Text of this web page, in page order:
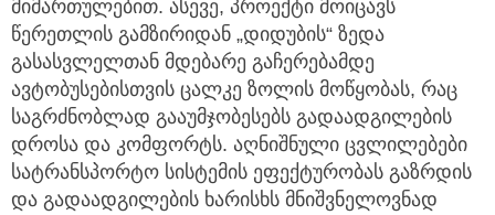
მიმართულებით. ასევე, პროექტი მოიცავს
წერეთლის გამზირიდან „დიდუბის“ ზედა
გასასვლელთან მდებარე გაჩერებამდე
ავტობუსებისთვის ცალკე ზოლის მოწყობას, რაც
საგრძნობლად გააუმჯობესებს გადაადგილების
დროსა და კომფორტს. აღნიშნული ცვლილებები
სატრანსპორტო სისტემის ეფექტურობას გაზრდის
და გადაადგილების ხარისხს მნიშვნელოვნად